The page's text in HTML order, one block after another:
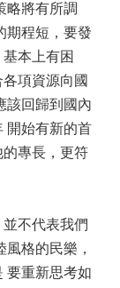
略將有所調
期程短，要發
本上有困
項資源向國
該回歸到國內
開始有新的首
專長，更符
不代表我們
格的民樂，
要重新思考如